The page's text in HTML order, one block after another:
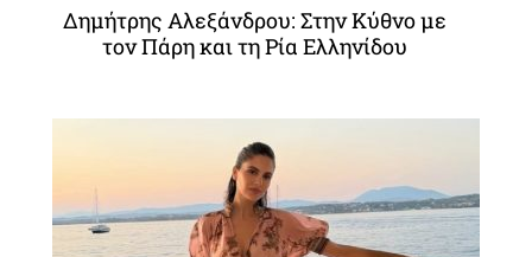
Δημήτρης Αλεξάνδρου: Στην Κύθνο με
τον Πάρη και τη Ρία Ελληνίδου